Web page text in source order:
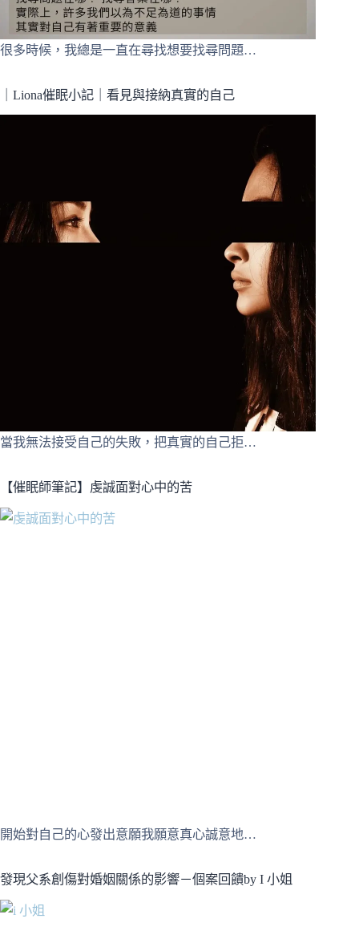
很多時候，我總是一直在尋找想要找尋問題…
｜Liona催眠小記｜看見與接納真實的自己
當我無法接受自己的失敗，把真實的自己拒…
【催眠師筆記】虔誠面對心中的苦
開始對自己的心發出意願我願意真心誠意地…
發現父系創傷對婚姻關係的影響－個案回饋by I 小姐